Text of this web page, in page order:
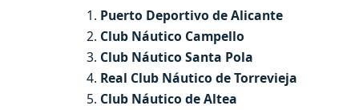
Puerto Deportivo de Alicante
Club Náutico Campello
Club Náutico Santa Pola
Real Club Náutico de Torrevieja
Club Náutico de Altea